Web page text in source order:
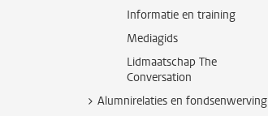
Informatie en training
Mediagids
Lidmaatschap The
Conversation
Alumnirelaties en fondsenwerving